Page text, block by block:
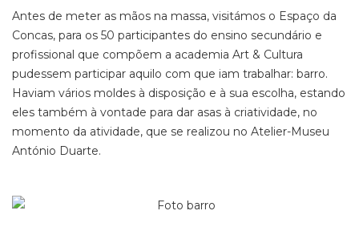
Antes de meter as mãos na massa, visitámos o Espaço da
Concas, para os 50 participantes do ensino secundário e
profissional que compõem a academia Art & Cultura
pudessem participar aquilo com que iam trabalhar: barro.
Haviam vários moldes à disposição e à sua escolha, estando
eles também à vontade para dar asas à criatividade, no
momento da atividade, que se realizou no Atelier-Museu
António Duarte.